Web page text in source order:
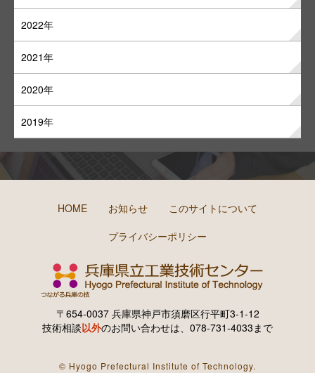
2022年
2021年
2020年
2019年
HOME お知らせ
このサイトについて
プライバシーポリシー
〒654-0037 兵庫県神戸市須磨区行平町3-1-12
技術相談以外のお問い合わせは、078-731-4033まで
© Hyogo Prefectural Institute of Technology.